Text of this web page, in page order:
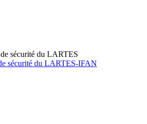
sécurité du LARTES
sécurité du LARTES-IFAN